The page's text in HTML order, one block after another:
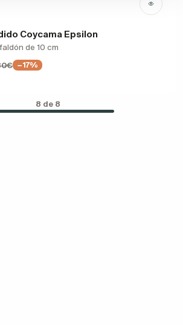
Coycama Epsilon
de 10 cm
−17%
8 de 8